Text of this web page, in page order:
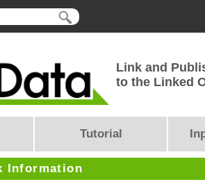
Link and
to the Linked
Tutorial
Information